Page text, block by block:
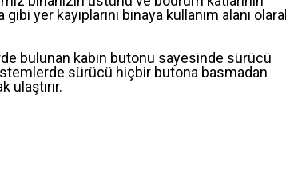
yer kayıplarını binaya kullanım alanı
bulunan kabin butonu sayesinde sürücü
sürücü hiçbir butona basmadan
ulaştırır.